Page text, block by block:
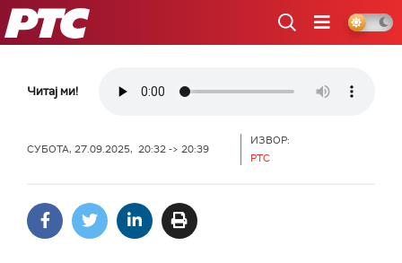
РТС
Читај ми!
СУБОТА, 27.09.2025, 20:32 -> 20:39
ИЗВОР:
РТС